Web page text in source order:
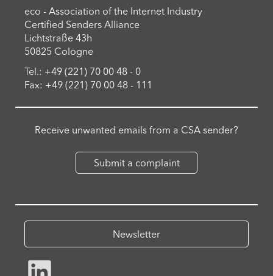
eco - Association of the Internet Industry
Certified Senders Alliance
Lichtstraße 43h
50825 Cologne
Tel.: +49 (221) 70 00 48 - 0
Fax: +49 (221) 70 00 48 - 111
Receive unwanted emails from a CSA sender?
Submit a complaint
Newsletter